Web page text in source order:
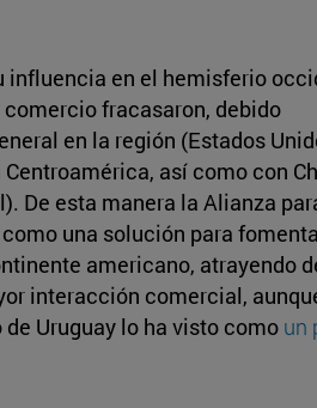
influencia en el hemisferio
fracasaron, debido
en la región (Estados
así como con
De esta manera la Alianza
una solución para
americano, atrayendo
interacción comercial,
Uruguay lo ha visto como un